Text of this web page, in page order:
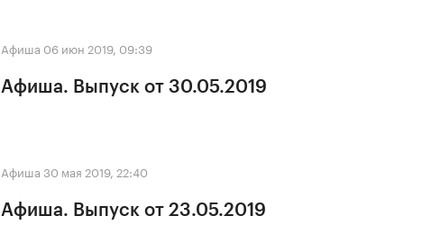
Афиша 06 июн 2019, 09:39
Афиша. Выпуск от 30.05.2019
Афиша 30 мая 2019, 22:40
Афиша. Выпуск от 23.05.2019